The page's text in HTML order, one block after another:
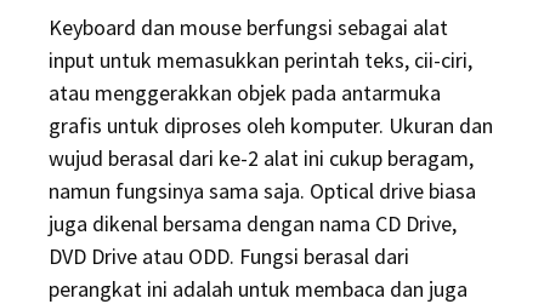
Keyboard dan mouse berfungsi sebagai alat
input untuk memasukkan perintah teks, cii-ciri,
atau menggerakkan objek pada antarmuka
grafis untuk diproses oleh komputer. Ukuran dan
wujud berasal dari ke-2 alat ini cukup beragam,
namun fungsinya sama saja. Optical drive biasa
juga dikenal bersama dengan nama CD Drive,
DVD Drive atau ODD. Fungsi berasal dari
perangkat ini adalah untuk membaca dan juga